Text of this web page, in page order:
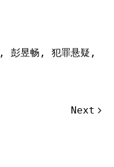
, 彭昱畅 , 犯罪悬疑 ,
Next